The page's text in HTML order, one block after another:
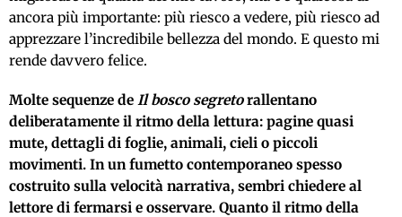
ancora più importante: più riesco a vedere, più riesco ad
apprezzare l’incredibile bellezza del mondo. E questo mi
rende davvero felice.
Molte sequenze de Il bosco segretorallentano
deliberatamente il ritmo della lettura: pagine quasi
mute, dettagli di foglie, animali, cieli o piccoli
movimenti. In un fumetto contemporaneo spesso
costruito sulla velocità narrativa, sembri chiedere al
lettore di fermarsi e osservare. Quanto il ritmo della